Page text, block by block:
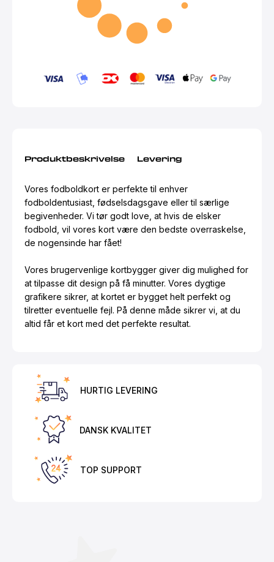
Produktbeskrivelse Levering
Vores fodboldkort er perfekte til enhver
fodboldentusiast, fødselsdagsgave eller til særlige
begivenheder. Vi tør godt love, at hvis de elsker
fodbold, vil vores kort være den bedste overraskelse,
de nogensinde har fået!
Vores brugervenlige kortbygger giver dig mulighed for
at tilpasse dit design på få minutter. Vores dygtige
grafikere sikrer, at kortet er bygget helt perfekt og
tilretter eventuelle fejl. På denne måde sikrer vi, at du
altid får et kort med det perfekte resultat.
HURTIG LEVERING
DANSK KVALITET
TOP SUPPORT